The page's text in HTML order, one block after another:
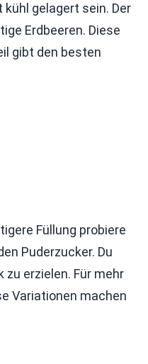
gelagert sein. Der
Erdbeeren. Diese
gibt den besten
Füllung probiere
Puderzucker. Du
erzielen. Für mehr
Variationen machen